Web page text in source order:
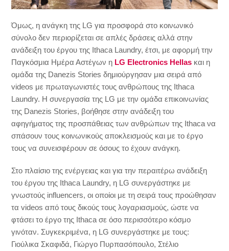
Όμως, η ανάγκη της LG για προσφορά στο κοινωνικό
σύνολο δεν περιορίζεται σε απλές δράσεις αλλά στην
ανάδειξη του έργου της Ithaca Laundry, έτσι, με αφορμή την
Παγκόσμια Ημέρα Αστέγων η LG Electronics Hellas και η
ομάδα της Danezis Stories δημιούργησαν μια σειρά από
videos με πρωταγωνιστές τους ανθρώπους της Ithaca
Laundry. Η συνεργασία της LG με την ομάδα επικοινωνίας
της Danezis Stories, βοήθησε στην ανάδειξη του
αφηγήματος της προσπάθειας των ανθρώπων της Ithaca να
σπάσουν τους κοινωνικούς αποκλεισμούς και με το έργο
τους να συνεισφέρουν σε όσους το έχουν ανάγκη.
Στο πλαίσιο της ενέργειας και για την περαιτέρω ανάδειξη
του έργου της Ithaca Laundry, η LG συνεργάστηκε με
γνωστούς influencers, οι οποίοι με τη σειρά τους προώθησαν
τα videos από τους δικούς τους λογαριασμούς, ώστε να
φτάσει το έργο της Ithaca σε όσο περισσότερο κόσμο
γινόταν. Συγκεκριμένα, η LG συνεργάστηκε με τους:
Γιούλικα Σκαφιδά, Γιώργο Πυρπασόπουλο, Στέλιο